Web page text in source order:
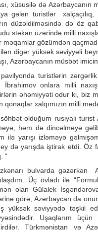
xüsusilə də
gələn turistlər
düzəldilməsində də öz
stəkan üzərində milli
məqamlar gözümdən
digər yüksək səviyyəli
Azərbaycanın müsbət
turistlərin
İbrahimov onlara milli
əhəmiyyəti odur ki, biz
qonaqlar xalqımızın milli
olduğum rusiyalı turist
həm də dincəlməyə
ilə yarışı izləməyə
də yarışda iştirak etdi. Öz
“
bulvarda gəzərkən
Üç övladı ilə
olan Gülalek
görə, Azərbaycan da
yüksək səviyyədə təşkil
Uşaqlarım
Türkmənistan və